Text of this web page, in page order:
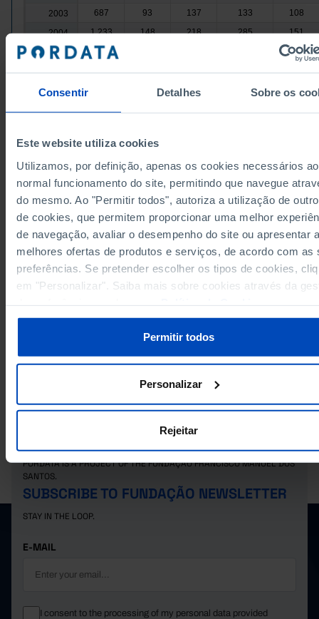
Consentir Detalhes Sobre os
Este website utiliza cookies
Utilizamos, por definição, apenas os cookies necessários ao
normal funcionamento do site, permitindo que navegue
do mesmo. Ao "Permitir todos", autoriza a utilização de
de cookies, que permitem proporcionar uma melhor
de navegação, avaliar o desempenho do site ou apresentar
melhores ofertas de produtos e serviços, de acordo com as
preferências. Se pretender escolher os tipos de cookies,
em "Personalizar". Saiba mais sobre cookies através da
Permitir todos
Personalizar
Rejeitar
2003
687 93 137 133
108
2004
1,233 148 218 285
151
2005
1,195
159
2006
1,741 200 281 403
200
2007
289 438
246
2008
1,962
2010
1,680 137
2011
1,631 111 211 377
229
2012
1,252 102 177 354
200
2013
685 55 96 203
96
877 81
122
Sources/Entities: FCT/MECI, PORDATA
RELATED
Researchers (FTE) involved in research and development activities
PORDATA IS A PROJECT OF THE FUNDAÇÃO FRANCISCO MANUEL DOS
SANTOS.
SUBSCRIBE TO FUNDAÇÃO NEWSLETTER
STAY IN THE LOOP.
E-MAIL
I consent to the processing of my personal data provided